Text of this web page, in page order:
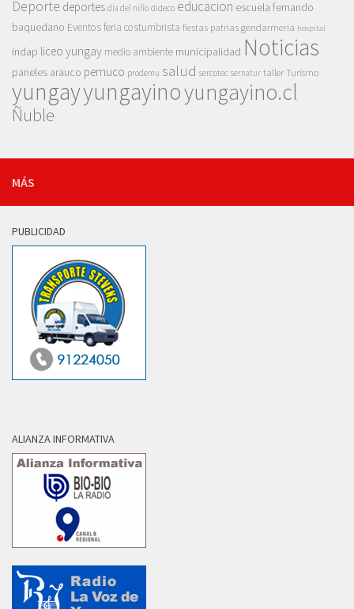
Deporte deportes dia del niño dideco educacion escuela fernando
baquedano Eventosferia costumbrista fiestas patrias gendarmeria hospital
indap liceo yungay medio ambiente municipalidad Noticias
paneles arauco pemuco prodemu salud sercotec sernatur taller Turismo
yungayyungayinoyungayino.cl
Ñuble
MÁS
PUBLICIDAD
ALIANZA INFORMATIVA